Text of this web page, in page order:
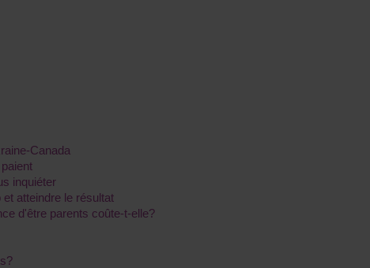
Canada
inquiéter
atteindre le résultat
d'être parents coûte-t-elle?